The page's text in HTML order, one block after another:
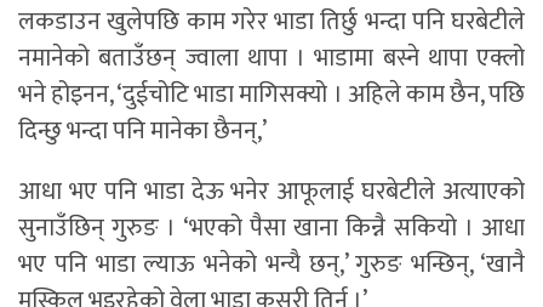
लकडाउन खुलेपछि काम गरेर भाडा तिर्छु भन्दा पनि घरबेटीले
नमानेको बताउँछन् ज्वाला थापा । भाडामा बस्ने थापा एक्लो
भने होइनन, ‘दुईचोटि भाडा मागिसक्यो । अहिले काम छैन, पछि
दिन्छु भन्दा पनि मानेका छैनन्,’
आधा भए पनि भाडा देऊ भनेर आफूलाई घरबेटीले अत्याएको
सुनाउँछिन् गुरुङ । ‘भएको पैसा खाना किन्नै सकियो । आधा
भए पनि भाडा ल्याऊ भनेको भन्यै छन्,’ गुरुङ भन्छिन्, ‘खानै